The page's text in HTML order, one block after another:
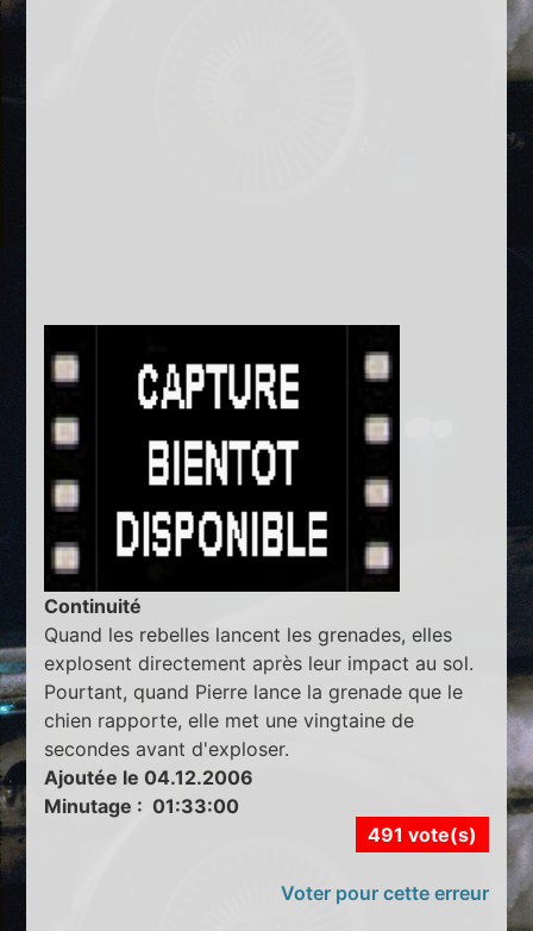
Continuité
Quand les rebelles lancent les grenades, elles
explosent directement après leur impact au sol.
Pourtant, quand Pierre lance la grenade que le
chien rapporte, elle met une vingtaine de
secondes avant d'exploser.
Ajoutée le 04.12.2006
Minutage : 01:33:00
491 vote(s)
Voter pour cette erreur